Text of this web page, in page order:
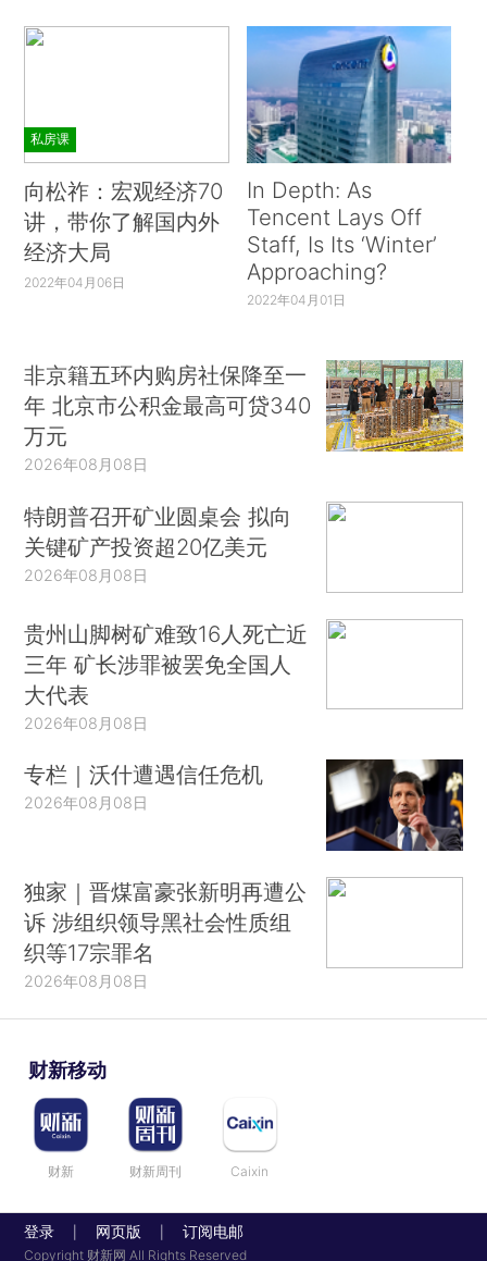
私房课
向松祚：宏观经济70
讲，带你了解国内外
经济大局
2022年04月06日
In Depth: As
Tencent Lays Off
Staff, Is Its ‘Winter’
Approaching?
2022年04月01日
非京籍五环内购房社保降至一
年 北京市公积金最高可贷340
万元
2026年08月08日
特朗普召开矿业圆桌会 拟向
关键矿产投资超20亿美元
2026年08月08日
贵州山脚树矿难致16人死亡近
三年 矿长涉罪被罢免全国人
大代表
2026年08月08日
专栏｜沃什遭遇信任危机
2026年08月08日
独家｜晋煤富豪张新明再遭公
诉 涉组织领导黑社会性质组
织等17宗罪名
2026年08月08日
财新移动
财新 财新周刊 Caixin
登录 网页版 订阅电邮
Copyright 财新网 All Rights Reserved